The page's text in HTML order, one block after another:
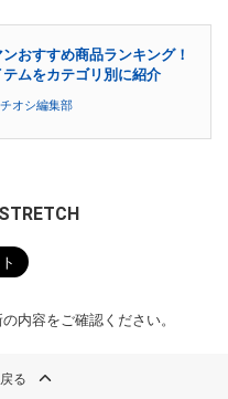
おすすめ商品ランキング！
テムをカテゴリ別に紹介
オシ編集部
内容をご確認ください。
る